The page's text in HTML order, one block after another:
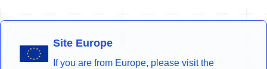
Site Europe
If you are from Europe, please visit the